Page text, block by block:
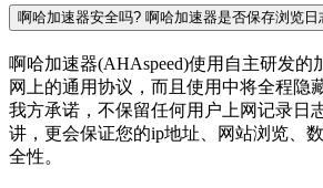
啊哈加速器安全吗? 啊哈加速器是否保存浏览日
啊哈加速器(AHAspeed)使用自主研发的
网上的通用协议，而且使用中将全程隐
我方承诺，不保留任何用户上网记录日
讲，更会保证您的ip地址、网站浏览、
全性。